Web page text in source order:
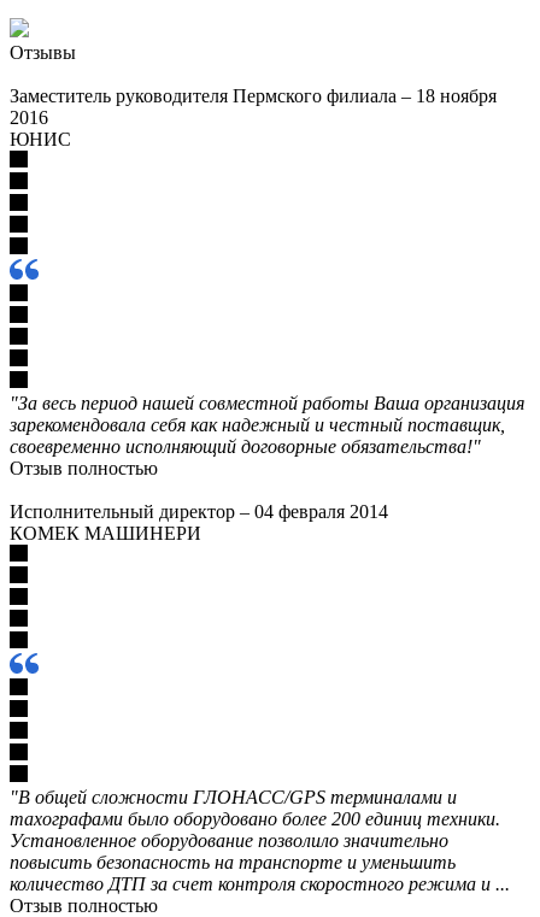
Отзывы
Заместитель руководителя Пермского филиала – 18 ноября
2016
ЮНИС
"За весь период нашей совместной работы Ваша организация
зарекомендовала себя как надежный и честный поставщик,
своевременно исполняющий договорные обязательства!"
Отзыв полностью
Исполнительный директор – 04 февраля 2014
КОМЕК МАШИНЕРИ
"В общей сложности ГЛОНАСС/GPS терминалами и
тахографами было оборудовано более 200 единиц техники.
Установленное оборудование позволило значительно
повысить безопасность на транспорте и уменьшить
количество ДТП за счет контроля скоростного режима и ...
Отзыв полностью